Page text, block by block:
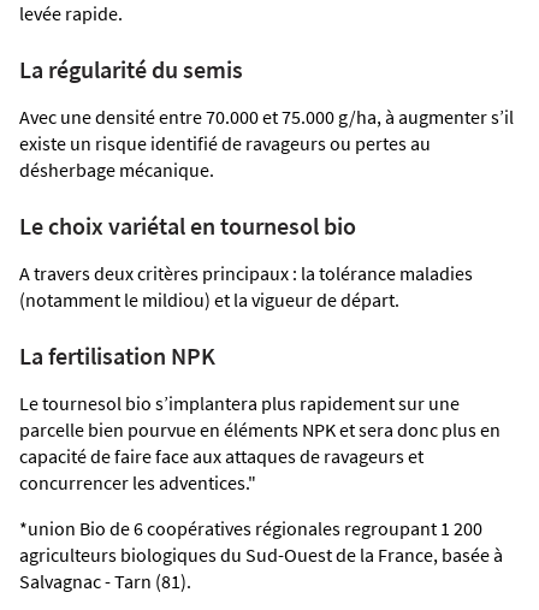
levée rapide.
La régularité du semis
Avec une densité entre 70.000 et 75.000 g/ha, à augmenter s’il
existe un risque identifié de ravageurs ou pertes au
désherbage mécanique.
Le choix variétal en tournesol bio
A travers deux critères principaux : la tolérance maladies
(notamment le mildiou) et la vigueur de départ.
La fertilisation NPK
Le tournesol bio s’implantera plus rapidement sur une
parcelle bien pourvue en éléments NPK et sera donc plus en
capacité de faire face aux attaques de ravageurs et
concurrencer les adventices."
*union Bio de 6 coopératives régionales regroupant 1 200
agriculteurs biologiques du Sud-Ouest de la France, basée à
Salvagnac - Tarn (81).